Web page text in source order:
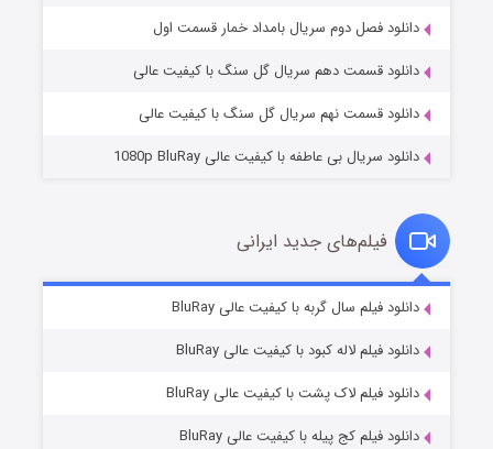
قسمت۲ (زیرنویس) منتشر شد
قسمت۷ (زیرنویس) منتشر شد
دانلود فصل دوم سریال بامداد خمار قسمت اول
دانلود قسمت دهم سریال گل سنگ با کیفیت عالی
دانلود قسمت نهم سریال گل سنگ با کیفیت عالی
دانلود سریال بی عاطفه با کیفیت عالی 1080p BluRay
فیلم‌های جدید ایرانی
دانلود فیلم سال گربه با کیفیت عالی BluRay
دانلود فیلم لاله کبود با کیفیت عالی BluRay
دانلود فیلم لاک پشت با کیفیت عالی BluRay
دانلود فیلم کج‌ پیله با کیفیت عالی BluRay